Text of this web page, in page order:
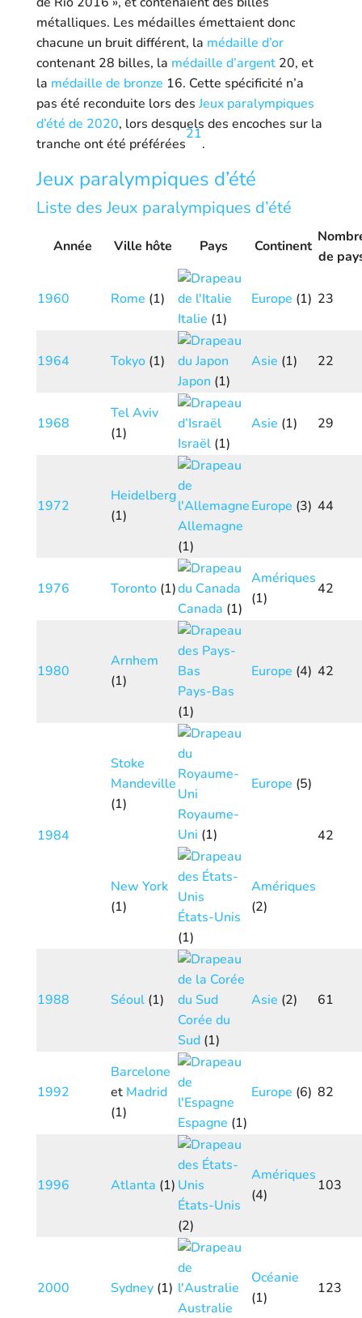
métalliques. Les médailles émettaient donc
chacune un bruit différent, la médaille d’or
contenant 28 billes, la médaille d’argent20, et
la médaille de bronze 16. Cette spécificité n’a
pas été reconduite lors des Jeux paralympiques
d’été de 2020, lors desquels des encoches sur la
tranche ont été préférées
21
.
Jeux paralympiques d’été
Liste des Jeux paralympiques d’été
Année Ville hôte Pays Continent
de
1960 Rome (1)
Italie (1)
Europe (1) 23
1964 Tokyo(1)
Japon (1)
Asie (1) 22
1968
Tel Aviv
(1)
Israël(1)
Asie (1) 29
1972
Heidelberg
(1)
Allemagne
(1)
Europe (3) 44
1976 Toronto(1)
Canada (1)
Amériques
(1)
42
1980
Arnhem
(1)
Pays-Bas
(1)
Europe (4) 42
1984
Stoke
Mandeville
(1)
Royaume-
Uni (1)
Europe (5)
42
New York
(1)
États-Unis
(1)
Amériques
(2)
1988 Séoul(1)
Corée du
Sud(1)
Asie (2) 61
1992
Barcelone
et Madrid
(1)
Espagne (1)
Europe (6) 82
1996 Atlanta (1)
États-Unis
(2)
Amériques
(4)
103
2000 Sydney(1)
Australie
Océanie
(1)
123